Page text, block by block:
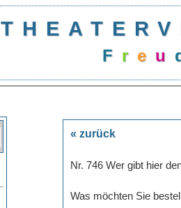
Freu
« zurück
Nr. 746 Wer gibt hier
Was möchten Sie